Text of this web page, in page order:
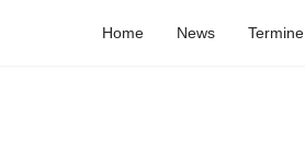
Home News Termine